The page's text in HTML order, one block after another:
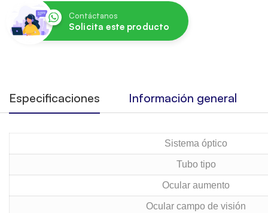
Contáctanos
Solicita este producto
Especificaciones Información general
Sistema óptico
Tubo tipo
Ocular aumento
Ocular campo de visión